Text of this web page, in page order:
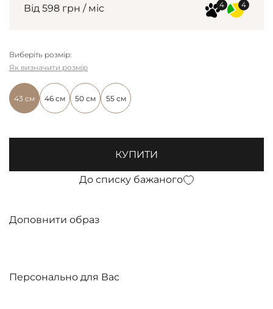
Від 598 грн / міс
Виберіть розмір:
43 см 46 см 50 см 55 см
Як визначити розмір
КУПИТИ
До списку бажаного
Доповнити образ
Персонально для Вас